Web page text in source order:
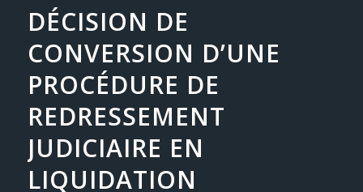
DÉCISION DE
CONVERSION D’UNE
PROCÉDURE DE
REDRESSEMENT
JUDICIAIRE EN
LIQUIDATION